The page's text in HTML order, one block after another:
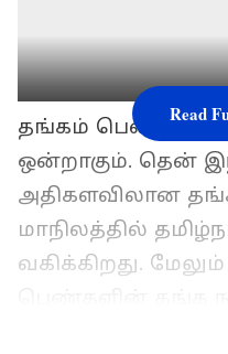
தங்கம் பெண்களுக்கு
ஒன்றாகும். தென்
அதிகளவிலான
மாநிலத்தில்
வகிக்கிறது. மேலும்
Read